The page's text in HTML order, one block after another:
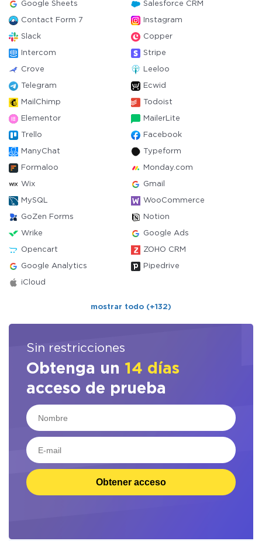
Google Sheets Salesforce CRM
Contact Form 7 Instagram
Slack Copper
Intercom Stripe
Crove Leeloo
Telegram Ecwid
MailChimp Todoist
Elementor MailerLite
Trello Facebook
ManyChat Typeform
Formaloo Monday.com
Wix Gmail
MySQL WooCommerce
GoZen Forms Notion
Wrike Google Ads
Opencart ZOHO CRM
Google Analytics Pipedrive
iCloud
mostrar todo (+132)
Sin restricciones
Obtenga un 14 días
acceso de prueba
Obtener acceso